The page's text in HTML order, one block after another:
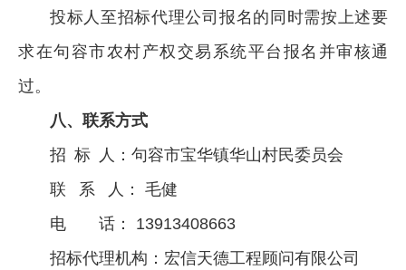
投标人至招标代理公司报名的同时需按上述要
求在句容市农村产权交易系统平台报名并审核通
过。
八、联系方式
招 标 人：句容市宝华镇华山村民委员会
联 系 人： 毛健
电 话： 13913408663
招标代理机构：宏信天德工程顾问有限公司